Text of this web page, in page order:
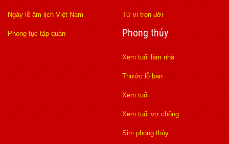
Ngày lễ âm lịch Việt Nam
Phong tục tập quán
Tử vi trọn đời
Phong thủy
Xem tuổi làm nhà
Thước lỗ ban
Xem tuổi
Xem tuổi vợ chồng
Sim phong thủy